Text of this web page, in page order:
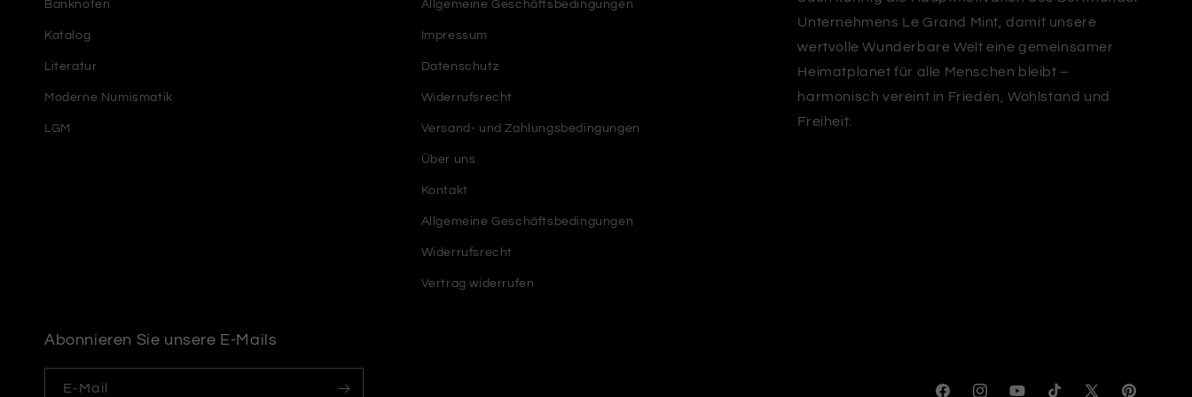
Banknoten
Katalog
Literatur
Moderne Numismatik
LGM
Allgemeine Geschäftsbedingungen
Impressum
Datenschutz
Widerrufsrecht
Versand- und Zahlungsbedingungen
Über uns
Kontakt
Allgemeine Geschäftsbedingungen
Widerrufsrecht
Vertrag widerrufen
Unternehmens Le Grand Mint, damit unsere
wertvolle Wunderbare Welt eine gemeinsamer
Heimatplanet für alle Menschen bleibt –
harmonisch vereint in Frieden, Wohlstand und
Freiheit.
Abonnieren Sie unsere E-Mails
E-Mail